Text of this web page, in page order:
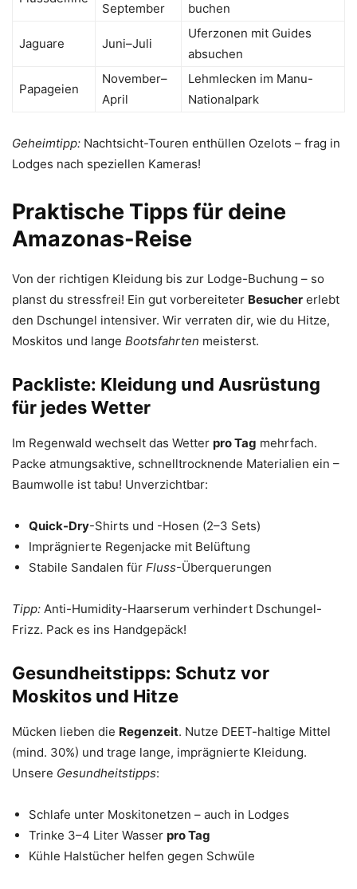
September
buchen
Jaguare Juni–Juli
Uferzonen mit Guides
absuchen
Papageien
November–
April
Lehmlecken im Manu-
Nationalpark
Geheimtipp: Nachtsicht-Touren enthüllen Ozelots – frag in
Lodges nach speziellen Kameras!
Praktische Tipps für deine
Amazonas-Reise
Von der richtigen Kleidung bis zur Lodge-Buchung – so
planst du stressfrei! Ein gut vorbereiteter Besucher erlebt
den Dschungel intensiver. Wir verraten dir, wie du Hitze,
Moskitos und lange Bootsfahrten meisterst.
Packliste: Kleidung und Ausrüstung
für jedes Wetter
Im Regenwald wechselt das Wetter pro Tag mehrfach.
Packe atmungsaktive, schnelltrocknende Materialien ein –
Baumwolle ist tabu! Unverzichtbar:
Quick-Dry-Shirts und -Hosen (2–3 Sets)
Imprägnierte Regenjacke mit Belüftung
Stabile Sandalen für Fluss-Überquerungen
Tipp: Anti-Humidity-Haarserum verhindert Dschungel-
Frizz. Pack es ins Handgepäck!
Gesundheitstipps: Schutz vor
Moskitos und Hitze
Mücken lieben die Regenzeit. Nutze DEET-haltige Mittel
(mind. 30%) und trage lange, imprägnierte Kleidung.
Unsere Gesundheitstipps:
Schlafe unter Moskitonetzen – auch in Lodges
Trinke 3–4 Liter Wasser pro Tag
Kühle Halstücher helfen gegen Schwüle